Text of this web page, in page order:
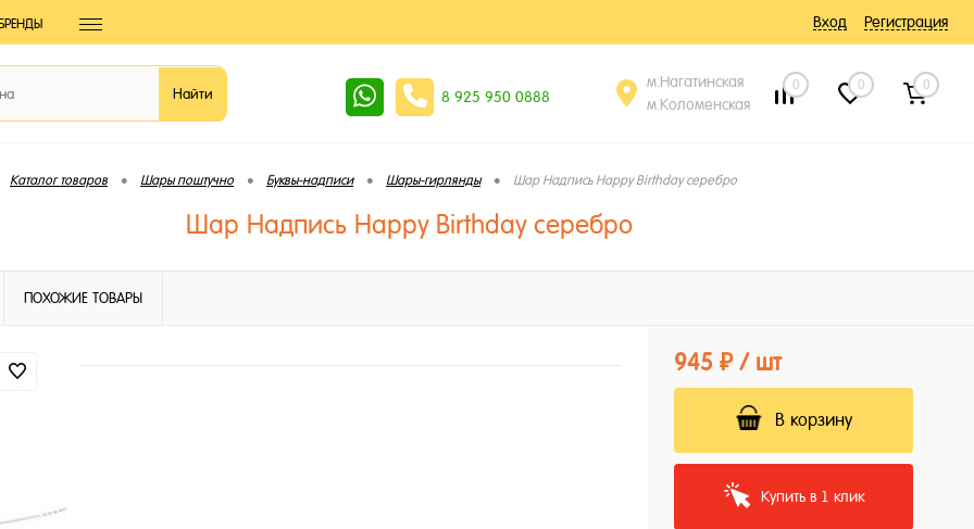
Вход Регистрация
8 925 950 0888
м.Нагатинская
м.Коломенская
0 0 0
Каталог товаров • Шары поштучно • Буквы-надписи • Шары-гирлянды • Шар Надпись Happy Birthday серебро
Шар Надпись Happy Birthday серебро
ПОХОЖИЕ ТОВАРЫ
945 ₽ / шт
В корзину
Купить в 1 клик